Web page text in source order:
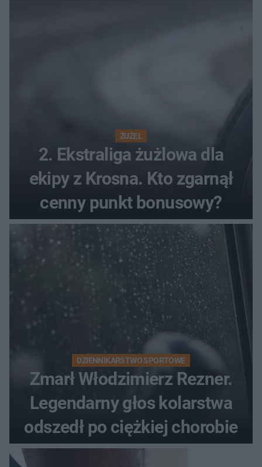
ŻUŻEL
2. Ekstraliga żużlowa dla
ekipy z Krosna. Kto zgarnął
cenny punkt bonusowy?
DZIENNIKARSTWO SPORTOWE
Zmarł Włodzimierz Rezner.
Legendarny głos kolarstwa
odszedł po ciężkiej chorobie